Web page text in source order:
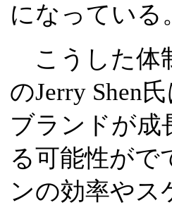
になっている
こうした体
のJerry Shen
ブランドが成
る可能性がで
ンの効率やス